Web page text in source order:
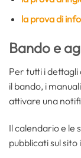
la prova di
Bando e
Per tutti i dettagli
il bando, i
attivare una
Il calendario e le
pubblicati sul sito